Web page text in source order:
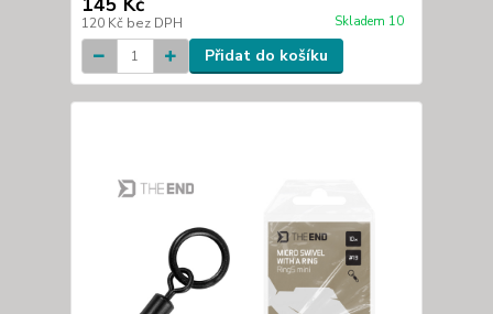
120 Kč bez DPH Skladem 10
Přidat do košíku